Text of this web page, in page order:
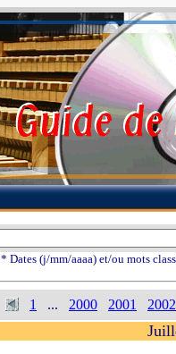
* Dates (j/mm/aaaa) et/ou mots
1 ... 2000 2001 2002